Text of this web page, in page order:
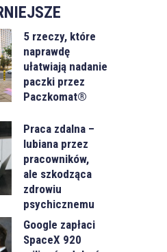
5 rzeczy, które
naprawdę
ułatwiają nadanie
paczki przez
Paczkomat®
Praca zdalna –
lubiana przez
pracowników,
ale szkodząca
zdrowiu
psychicznemu
Google zapłaci
SpaceX 920